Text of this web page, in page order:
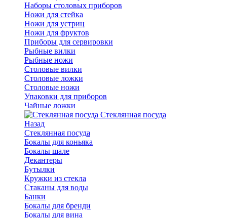
Наборы столовых приборов
Ножи для стейка
Ножи для устриц
Ножи для фруктов
Приборы для сервировки
Рыбные вилки
Рыбные ножи
Столовые вилки
Столовые ложки
Столовые ножи
Упаковки для приборов
Чайные ложки
Стеклянная посуда
Назад
Стеклянная посуда
Бокалы для коньяка
Бокалы шале
Декантеры
Бутылки
Кружки из стекла
Стаканы для воды
Банки
Бокалы для бренди
Бокалы для вина